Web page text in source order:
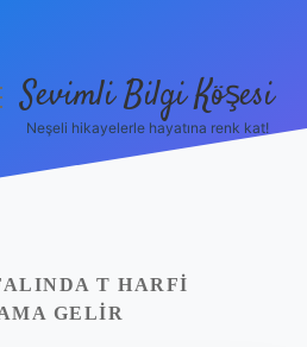
Sevimli Bilgi Köşesi
Neşeli hikayelerle hayatına renk kat!
T HARFI
GELIR